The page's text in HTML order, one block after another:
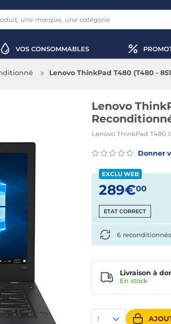
VOS CONSOMMABLES
Lenovo ThinkPad T480 (T480 -
Lenovo
Lenovo ThinkPad T480
Donner
EXCLU WEB
289€00
ETAT CORRECT
1
Livraison à
En stock
6